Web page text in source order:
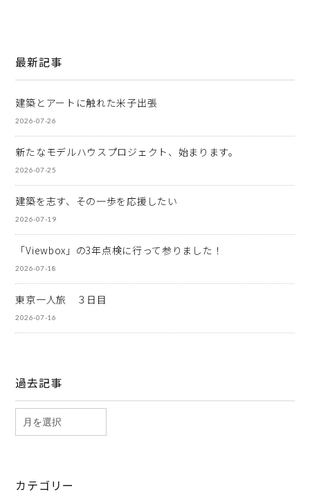
最新記事
建築とアートに触れた米子出張
2026-07-26
新たなモデルハウスプロジェクト、始まります。
2026-07-25
建築を志す、その一歩を応援したい
2026-07-19
「Viewbox」の3年点検に行って参りました！
2026-07-18
東京一人旅 ３日目
2026-07-16
過去記事
カテゴリー